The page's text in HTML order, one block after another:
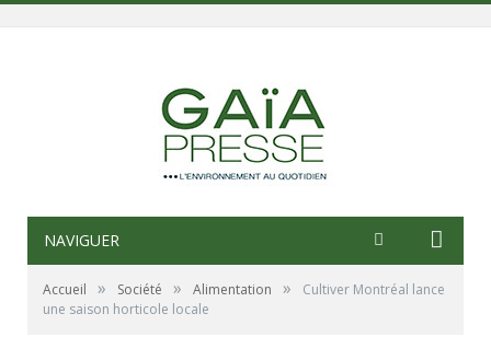
NAVIGUER
Accueil » Société » Alimentation »
Cultiver Montréal lance
une saison horticole locale